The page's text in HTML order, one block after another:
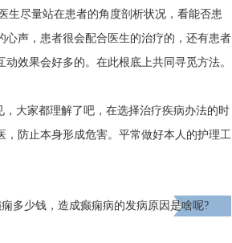
生尽量站在患者的角度剖析状况，看能否患
声，患者很会配合医生的治疗的，还有患者
效果会好多的。在此根底上共同寻觅方法。
大家都理解了吧，在选择治疗疾病办法的时
防止本身形成危害。平常做好本人的护理工
多少钱，造成癫痫病的发病原因是啥呢?